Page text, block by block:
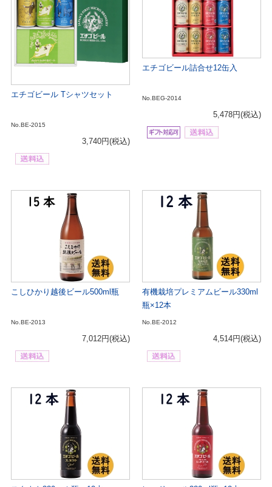
エチゴビール Tシャツセット
No.BE-2015
3,740円(税込)
エチゴビール詰合せ12缶入
No.BEG-2014
5,478円(税込)
こしひかり越後ビール500ml瓶
No.BE-2013
7,012円(税込)
有機栽培プレミアムビール330ml
瓶×12本
No.BE-2012
4,514円(税込)